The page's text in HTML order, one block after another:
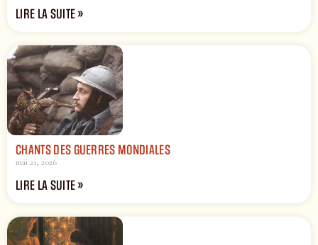
LIRE LA SUITE »
CHANTS DES GUERRES MONDIALES
mai 21, 2026
LIRE LA SUITE »